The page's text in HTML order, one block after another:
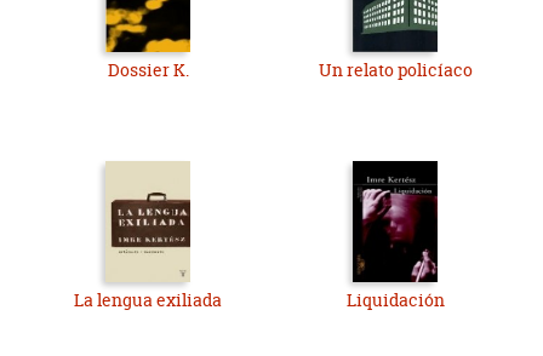
Dossier K. Un relato policíaco
La lengua exiliada Liquidación